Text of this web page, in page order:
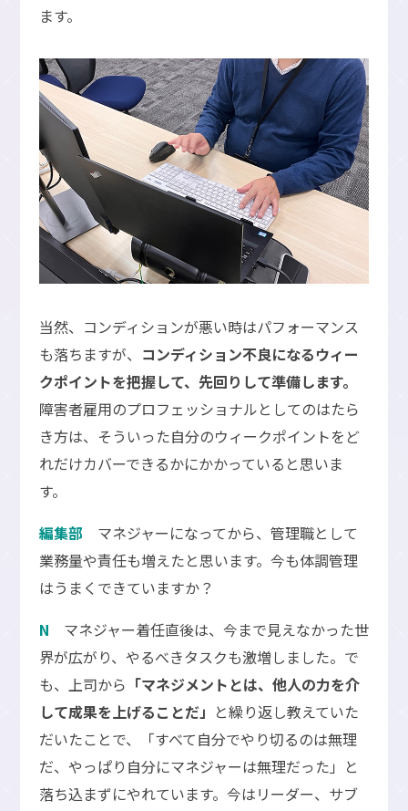
ます。
当然、コンディションが悪い時はパフォーマンス
も落ちますが、 コンディション不良になるウィー
クポイントを把握して、先回りして準備します。
障害者雇用のプロフェッショナルとしてのはたら
き方は、そういった自分のウィークポイントをど
れだけカバーできるかにかかっていると思いま
す。
編集部 マネジャーになってから、管理職として
業務量や責任も増えたと思います。今も体調管理
はうまくできていますか？
N マネジャー着任直後は、今まで見えなかった世
界が広がり、やるべきタスクも激増しました。で
も、上司から 「マネジメントとは、他人の力を介
して成果を上げることだ」 と繰り返し教えていた
だいたことで、「すべて自分でやり切るのは無理
だ、やっぱり自分にマネジャーは無理だった」と
落ち込まずにやれています。今はリーダー、サブ